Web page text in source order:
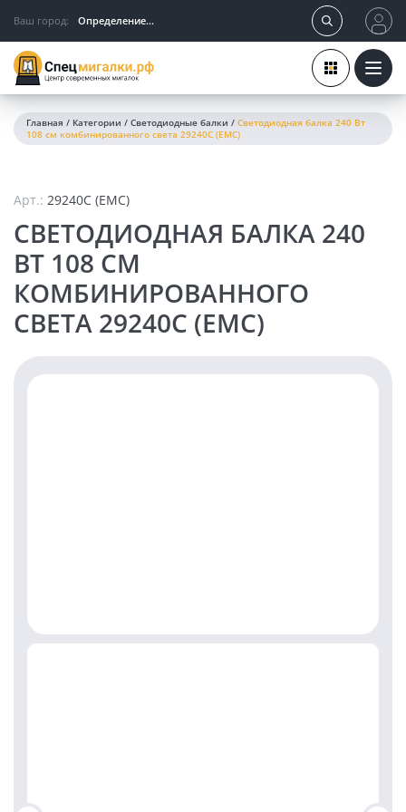
Ваш город: Определение...
Главная / Категории / Светодиодные балки / Светодиодная балка 240 Вт
108 см комбинированного света 29240C (EMC)
Арт.: 29240C (EMC)
СВЕТОДИОДНАЯ БАЛКА 240
ВТ 108 СМ
КОМБИНИРОВАННОГО
СВЕТА 29240C (EMC)